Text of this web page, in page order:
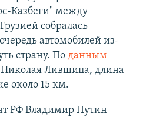
Казбеги" между
собралась
автомобилей из-
страну. По данным
Николая Лившица, длина
около 15 км.
РФ Владимир Путин